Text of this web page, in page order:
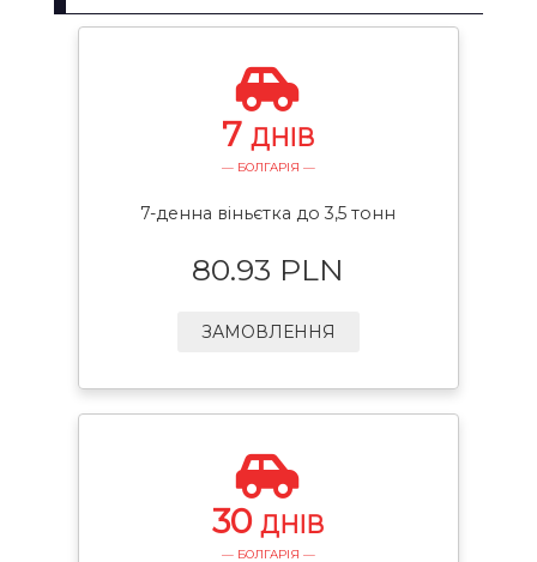
7ДНІВ
— БОЛГАРІЯ —
7-денна віньєтка до 3,5 тонн
80.93 PLN
ЗАМОВЛЕННЯ
30ДНІВ
— БОЛГАРІЯ —